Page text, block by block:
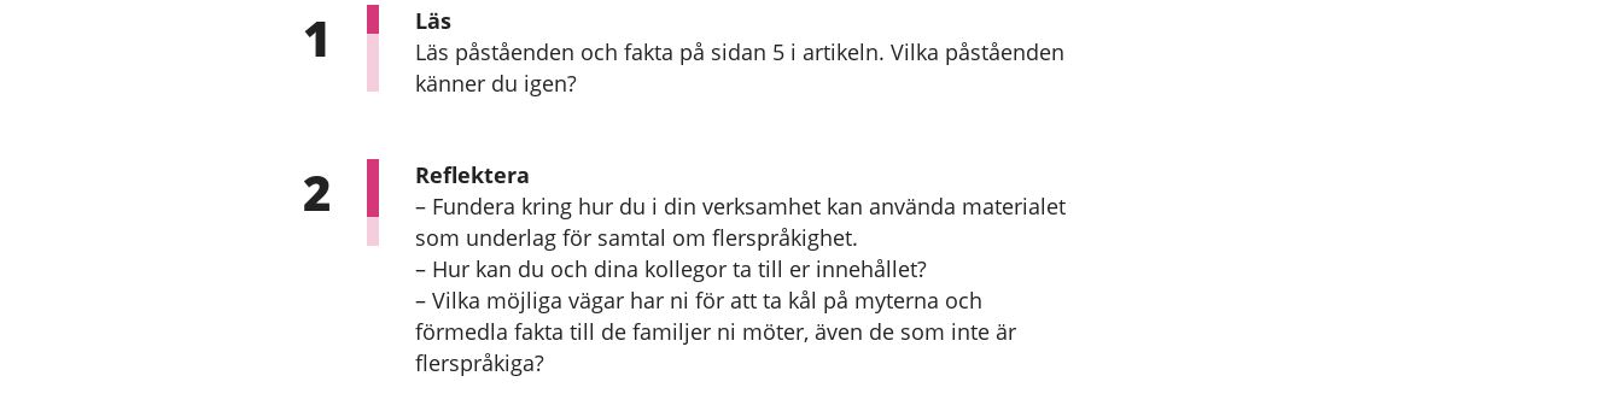
1
Läs
Läs påståenden och fakta på sidan 5 i artikeln. Vilka påståenden
känner du igen?
2
Reflektera
– Fundera kring hur du i din verksamhet kan använda materialet
som underlag för samtal om flerspråkighet.
– Hur kan du och dina kollegor ta till er innehållet?
– Vilka möjliga vägar har ni för att ta kål på myterna och
förmedla fakta till de familjer ni möter, även de som inte är
flerspråkiga?